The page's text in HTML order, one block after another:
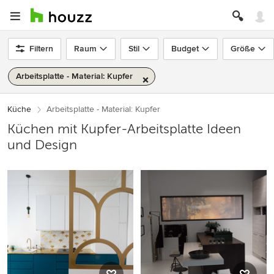
Filtern Raum Stil Budget Größe
Arbeitsplatte - Material: Kupfer
Küche Arbeitsplatte - Material: Kupfer
Küchen mit Kupfer-Arbeitsplatte Ideen
und Design